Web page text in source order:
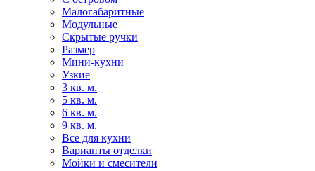
Малогабаритные
Модульные
Скрытые ручки
Размер
Мини-кухни
Узкие
3 кв. м.
5 кв. м.
6 кв. м.
9 кв. м.
Все для кухни
Варианты отделки
Мойки и смесители